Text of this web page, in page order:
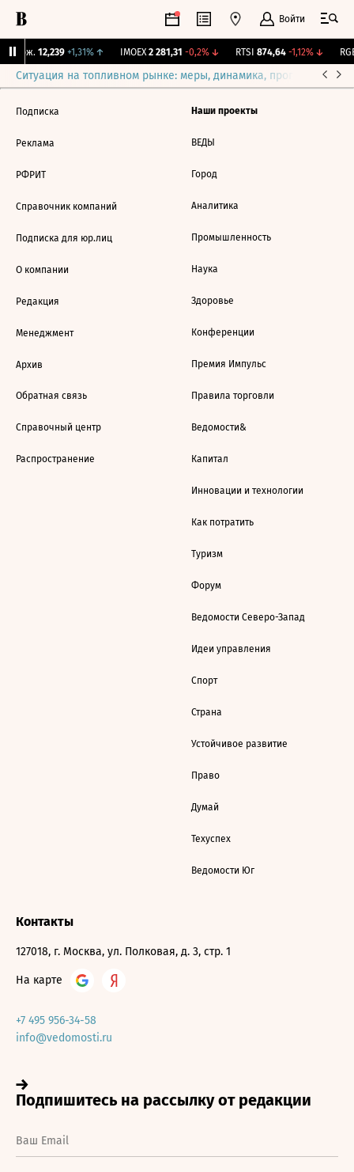
Войти
Бирж. 12,239 +1,31%↑ IMOEX 2 281,31 -0,2%↓ RTSI 874,64 -1,12%↓
Ситуация на топливном рынке: меры, динамика, прогнозы
Подписка
Реклама
РФРИТ
Справочник компаний
Подписка для юр.лиц
О компании
Редакция
Менеджмент
Архив
Обратная связь
Справочный центр
Распространение
Наши проекты
ВЕДЫ
Город
Аналитика
Промышленность
Наука
Здоровье
Конференции
Премия Импульс
Правила торговли
Ведомости&
Капитал
Инновации и технологии
Как потратить
Туризм
Форум
Ведомости Северо-Запад
Идеи управления
Спорт
Страна
Устойчивое развитие
Право
Думай
Техуспех
Ведомости Юг
Контакты
127018, г. Москва, ул. Полковая, д. 3, стр. 1
На карте
+7 495 956-34-58
info@vedomosti.ru